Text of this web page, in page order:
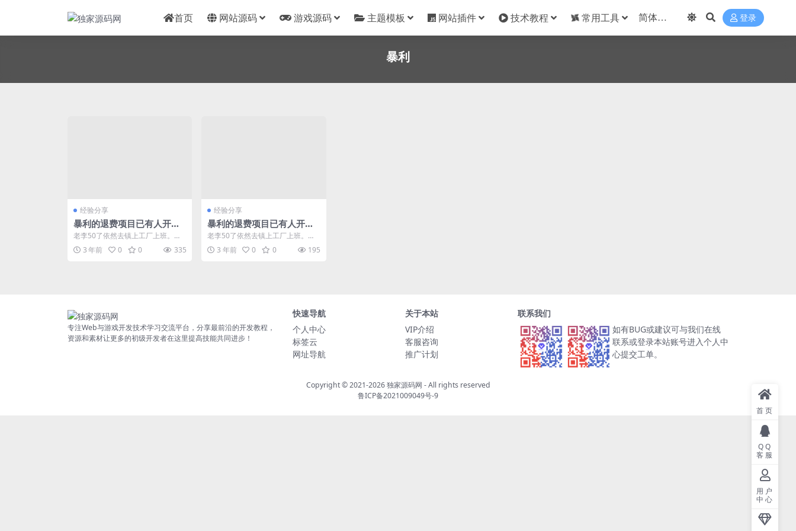
首页 网站源码 游戏源码 主题模板 网站插件 技术教程 常用工具 登录
暴利
经验分享
暴利的退费项目已有人开工
作室
老李50了依然去镇上工厂上班。干
电气焊月工资7000-8000，平时舍
不得吃穿，...
3 年前 0 0 335
经验分享
暴利的退费项目已有人开工
作室
老李50了依然去镇上工厂上班。干
电气焊月工资7000-8000，平时舍
不得吃穿，...
3 年前 0 0 195
专注Web与游戏开发技术学习交流平台，分享最前沿的开发教程，
资源和素材让更多的初级开发者在这里提高技能共同进步！
快速导航
个人中心
标签云
网址导航
关于本站
VIP介绍
客服咨询
推广计划
联系我们
如有BUG或建议可与我们在线
联系或登录本站账号进入个人中
心提交工单。
Copyright © 2021-2026独家源码网 - All rights reserved
鲁ICP备2021009049号-9
首页
QQ
客服
用户
中心